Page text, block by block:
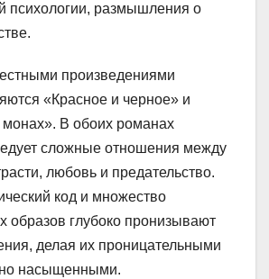
психологии, размышления о
произведениями
«Красное и черное» и
монах». В обоих романах
сложные отношения между
любовь и предательство.
код и множество
образов глубоко пронизывают
делая их проницательными
насыщенными.